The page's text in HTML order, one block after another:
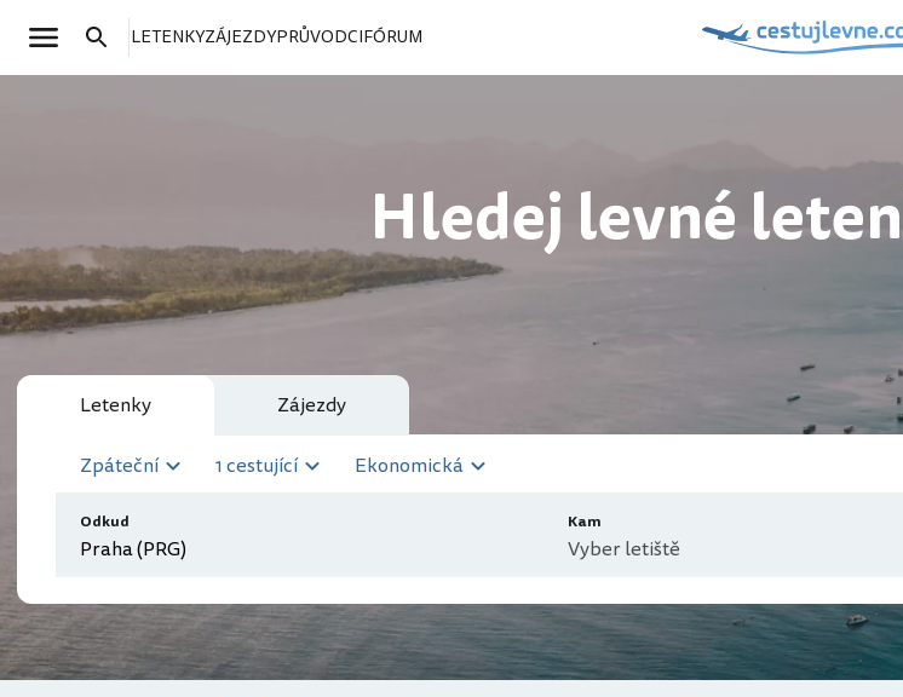
LETENKYZÁJEZDYPRŮVODCIFÓRUM
Hledej levné
Letenky Zájezdy
Zpáteční 1 cestující Ekonomická
Odkud Kam